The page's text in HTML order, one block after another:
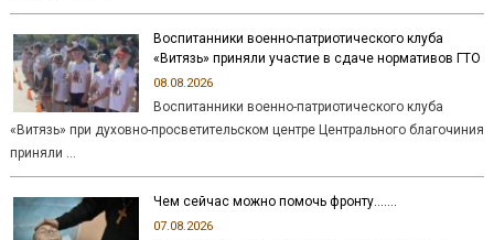
Воспитанники военно-патриотического клуба
«Витязь» приняли участие в сдаче нормативов ГТО
08.08.2026
Воспитанники военно-патриотического клуба
«Витязь» при духовно-просветительском центре Центрального благочиния
приняли …
Чем сейчас можно помочь фронту…….
07.08.2026